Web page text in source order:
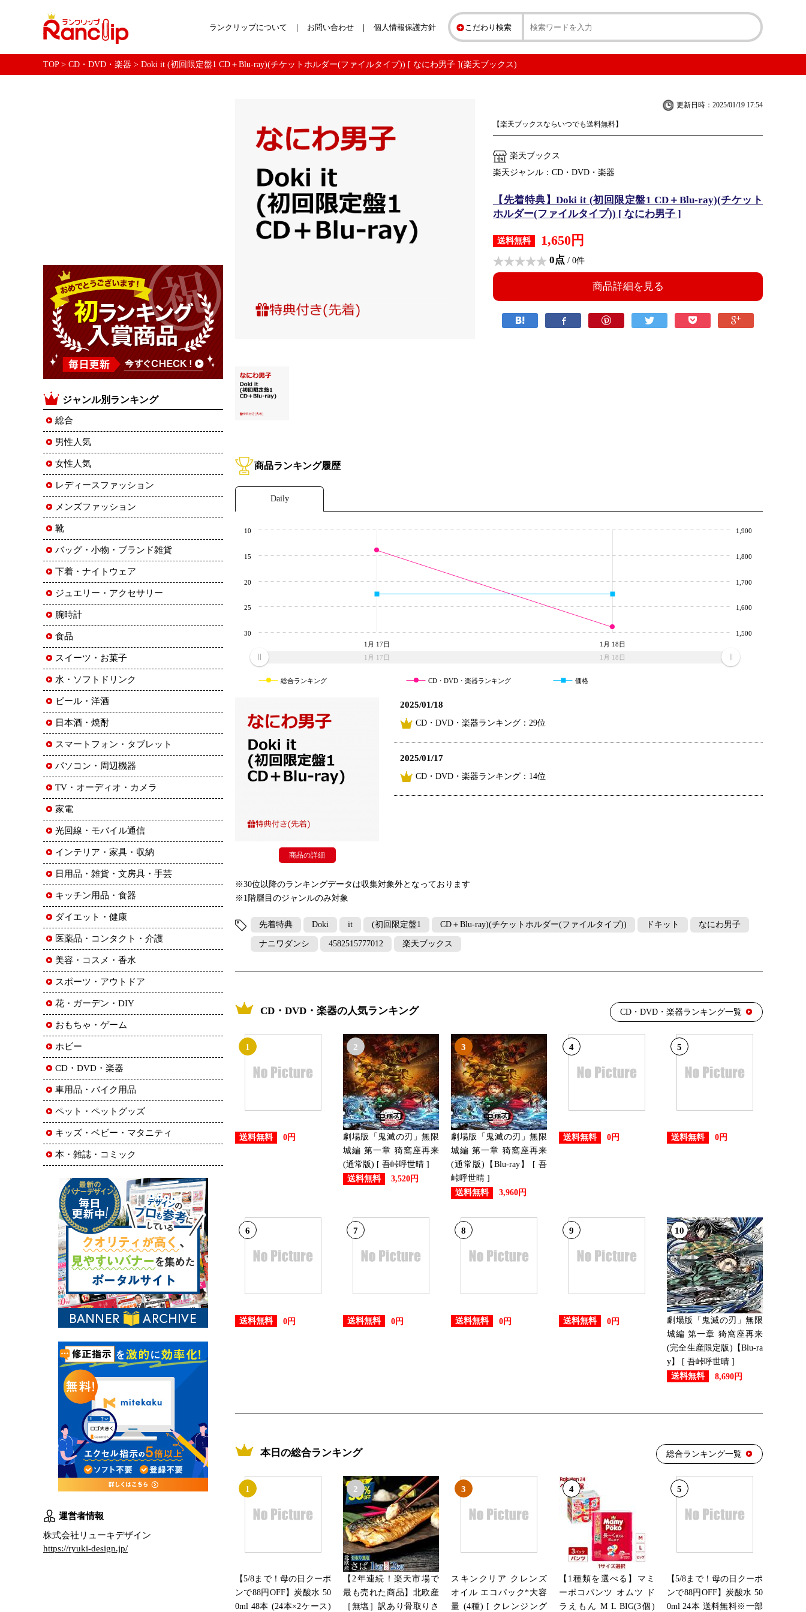
こだわり検索
ランクリップについて お問い合わせ 個人情報保護方針
TOP> CD・DVD・楽器 > Doki it (初回限定盤1 CD＋Blu-ray)(チケットホルダー(ファイルタイプ)) [ なにわ男子 ](楽天ブックス)
更新日時：2025/01/19 17:54
【楽天ブックスならいつでも送料無料】
楽天ブックス
楽天ジャンル：CD・DVD・楽器
【先着特典】Doki it (初回限定盤1 CD＋Blu-ray)(チケット
ホルダー(ファイルタイプ)) [ なにわ男子 ]
送料無料 1,650円
0点 / 0件
商品詳細を見る
商品ランキング履歴
Daily
1月 17日 1月 18日
1月 17日 1月 18日
10
15
20
25
30 1,500
1,600
1,700
1,800
1,900
総合ランキング CD・DVD・楽器ランキング 価格
2025/01/18
CD・DVD・楽器ランキング：29位
2025/01/17
CD・DVD・楽器ランキング：14位
商品の詳細
※30位以降のランキングデータは収集対象外となっております
※1階層目のジャンルのみ対象
先着特典 Doki it (初回限定盤1 CD＋Blu-ray)(チケットホルダー(ファイルタイプ)) ドキット なにわ男子
ナニワダンシ 4582515777012 楽天ブックス
CD・DVD・楽器の人気ランキング CD・DVD・楽器ランキング一覧
1
送料無料 0円
2
劇場版「鬼滅の刃」無限
城編 第一章 猗窩座再来
(通常版) [ 吾峠呼世晴 ]
送料無料
3,520円
3
劇場版「鬼滅の刃」無限
城編 第一章 猗窩座再来
(通常版)【Blu-ray】 [ 吾
峠呼世晴 ]
送料無料
3,960円
4
送料無料 0円
5
送料無料 0円
6
送料無料 0円
7
送料無料 0円
8
送料無料 0円
9
送料無料 0円
10
劇場版「鬼滅の刃」無限
城編 第一章 猗窩座再来
(完全生産限定版)【Blu-ra
y】 [ 吾峠呼世晴 ]
送料無料
8,690円
本日の総合ランキング 総合ランキング一覧
1
【5/8まで！母の日クーポ
ンで88円OFF】炭酸水 50
0ml 48本 (24本×2ケース)
2
【2年連続！楽天市場で
最も売れた商品】北欧産
［無塩］訳あり骨取りさ
3
スキンクリア クレンズ
オイル エコパック*大容
量 (4種) [ クレンジング
4
【1種類を選べる】マミ
ーポコパンツ オムツ ド
ラえもん M L BIG(3個)
5
【5/8まで！母の日クーポ
ンで88円OFF】炭酸水 50
0ml 24本 送料無料※一部
ジャンル別ランキング
総合
男性人気
女性人気
レディースファッション
メンズファッション
靴
バッグ・小物・ブランド雑貨
下着・ナイトウェア
ジュエリー・アクセサリー
腕時計
食品
スイーツ・お菓子
水・ソフトドリンク
ビール・洋酒
日本酒・焼酎
スマートフォン・タブレット
パソコン・周辺機器
TV・オーディオ・カメラ
家電
光回線・モバイル通信
インテリア・家具・収納
日用品・雑貨・文房具・手芸
キッチン用品・食器
ダイエット・健康
医薬品・コンタクト・介護
美容・コスメ・香水
スポーツ・アウトドア
花・ガーデン・DIY
おもちゃ・ゲーム
ホビー
CD・DVD・楽器
車用品・バイク用品
ペット・ペットグッズ
キッズ・ベビー・マタニティ
本・雑誌・コミック
運営者情報
株式会社リューキデザイン
https://ryuki-design.jp/